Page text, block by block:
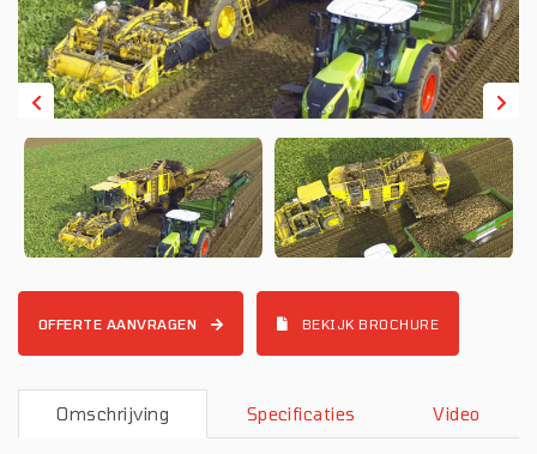
OFFERTE AANVRAGEN BEKIJK BROCHURE
Omschrijving Specificaties Video